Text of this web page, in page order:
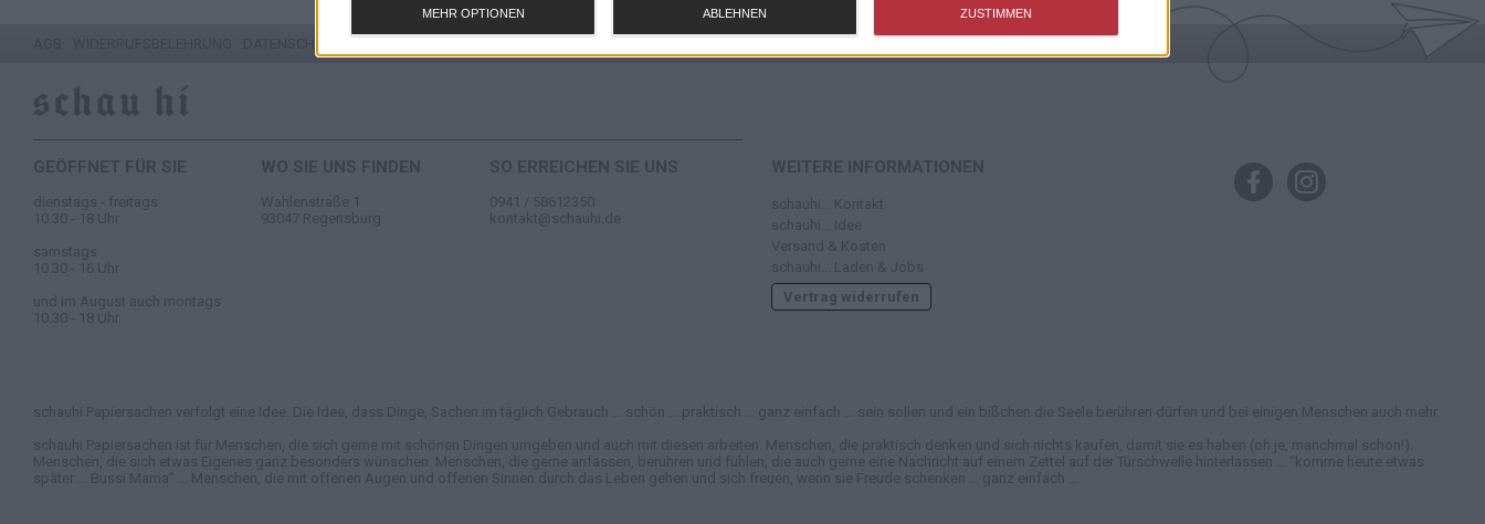
MEHR OPTIONEN ABLEHNEN ZUSTIMMEN
GEÖFFNET FÜR SIE
dienstags - freitags
10.30 - 18 Uhr
samstags
10.30 - 16 Uhr
und im August auch montags
10.30 - 18 Uhr
WO SIE UNS FINDEN
Wahlenstraße 1
93047 Regensburg
SO ERREICHEN SIE UNS
0941 / 58612350
kontakt@schauhi.de
WEITERE INFORMATIONEN
schauhi... Kontakt
schauhi... Idee
Versand & Kosten
schauhi... Laden & Jobs
Vertrag widerrufen
schauhi Papiersachen verfolgt eine Idee. Die Idee, dass Dinge, Sachen im täglich Gebrauch ... schön ... praktisch ... ganz einfach ... sein sollen und ein bißchen die Seele berühren dürfen und bei einigen Menschen auch mehr.
schauhi Papiersachen ist für Menschen, die sich gerne mit schönen Dingen umgeben und auch mit diesen arbeiten. Menschen, die praktisch denken und sich nichts kaufen, damit sie es haben (oh je, manchmal schon!).
Menschen, die sich etwas Eigenes ganz besonders wünschen. Menschen, die gerne anfassen, berühren und fühlen, die auch gerne eine Nachricht auf einem Zettel auf der Türschwelle hinterlassen ... "komme heute etwas
später ... Bussi Mama" ... Menschen, die mit offenen Augen und offenen Sinnen durch das Leben gehen und sich freuen, wenn sie Freude schenken ... ganz einfach ...